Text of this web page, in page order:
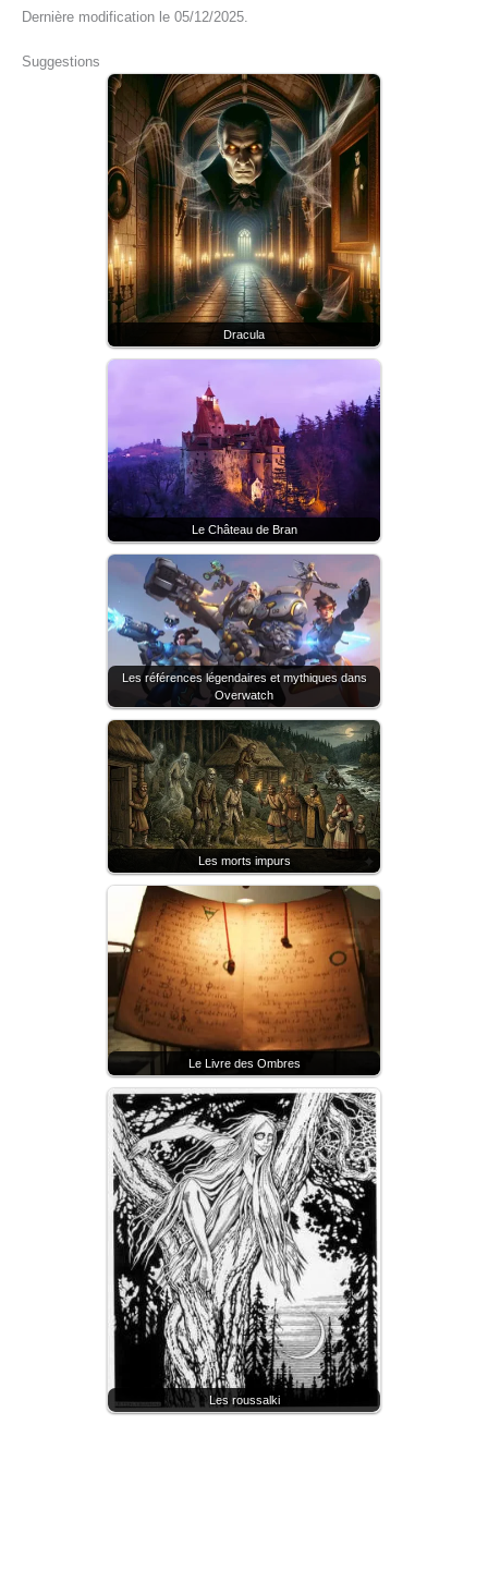
Dernière modification le 05/12/2025.
Suggestions
Dracula
Le Château de Bran
Les références légendaires et mythiques dans
Overwatch
Les morts impurs
Le Livre des Ombres
Les roussalki